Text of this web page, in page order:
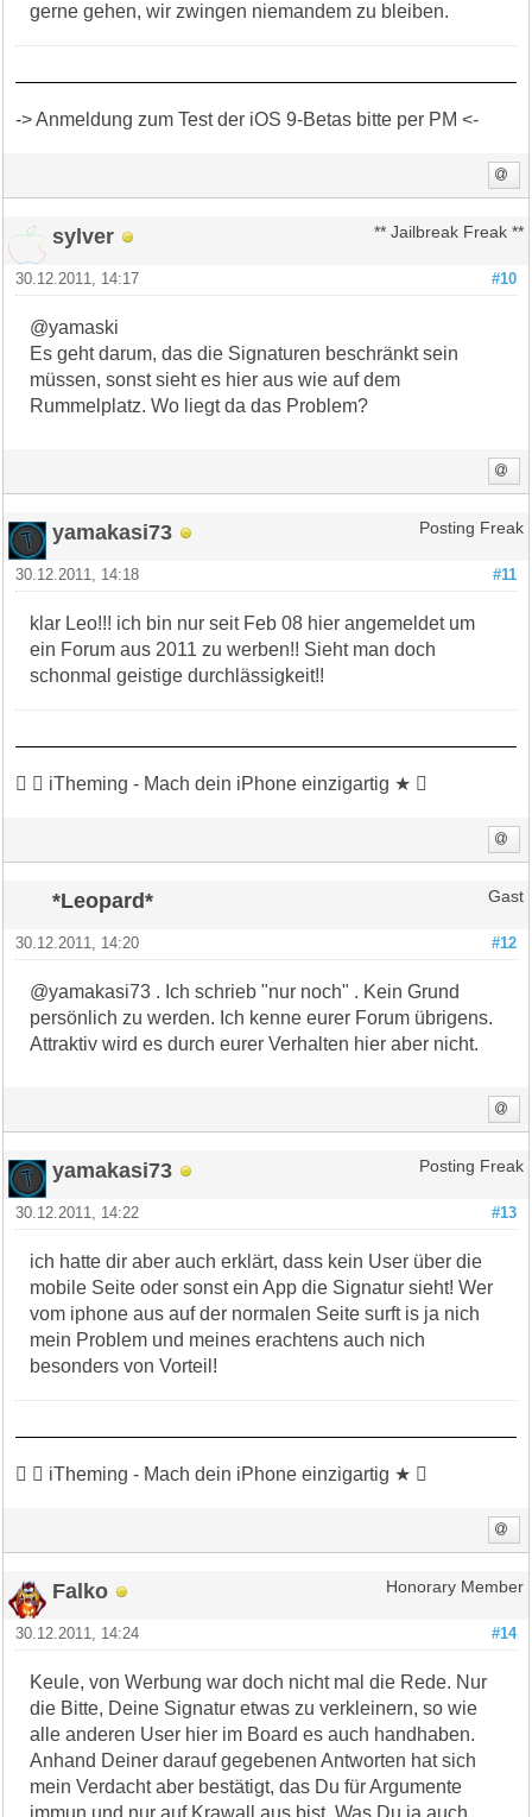
gerne gehen, wir zwingen niemandem zu bleiben.
-> Anmeldung zum Test der iOS 9-Betas bitte per PM <-
sylver ** Jailbreak Freak **
#10
30.12.2011, 14:17
@yamaski
Es geht darum, das die Signaturen beschränkt sein
müssen, sonst sieht es hier aus wie auf dem
Rummelplatz. Wo liegt da das Problem?
yamakasi73 Posting Freak
#11
30.12.2011, 14:18
klar Leo!!! ich bin nur seit Feb 08 hier angemeldet um
ein Forum aus 2011 zu werben!! Sieht man doch
schonmal geistige durchlässigkeit!!
 ★ iTheming - Mach dein iPhone einzigartig ★ 
*Leopard* Gast
#12
30.12.2011, 14:20
@yamakasi73 . Ich schrieb "nur noch" . Kein Grund
persönlich zu werden. Ich kenne eurer Forum übrigens.
Attraktiv wird es durch eurer Verhalten hier aber nicht.
yamakasi73 Posting Freak
#13
30.12.2011, 14:22
ich hatte dir aber auch erklärt, dass kein User über die
mobile Seite oder sonst ein App die Signatur sieht! Wer
vom iphone aus auf der normalen Seite surft is ja nich
mein Problem und meines erachtens auch nich
besonders von Vorteil!
 ★ iTheming - Mach dein iPhone einzigartig ★ 
Falko Honorary Member
#14
30.12.2011, 14:24
Keule, von Werbung war doch nicht mal die Rede. Nur
die Bitte, Deine Signatur etwas zu verkleinern, so wie
alle anderen User hier im Board es auch handhaben.
Anhand Deiner darauf gegebenen Antworten hat sich
mein Verdacht aber bestätigt, das Du für Argumente